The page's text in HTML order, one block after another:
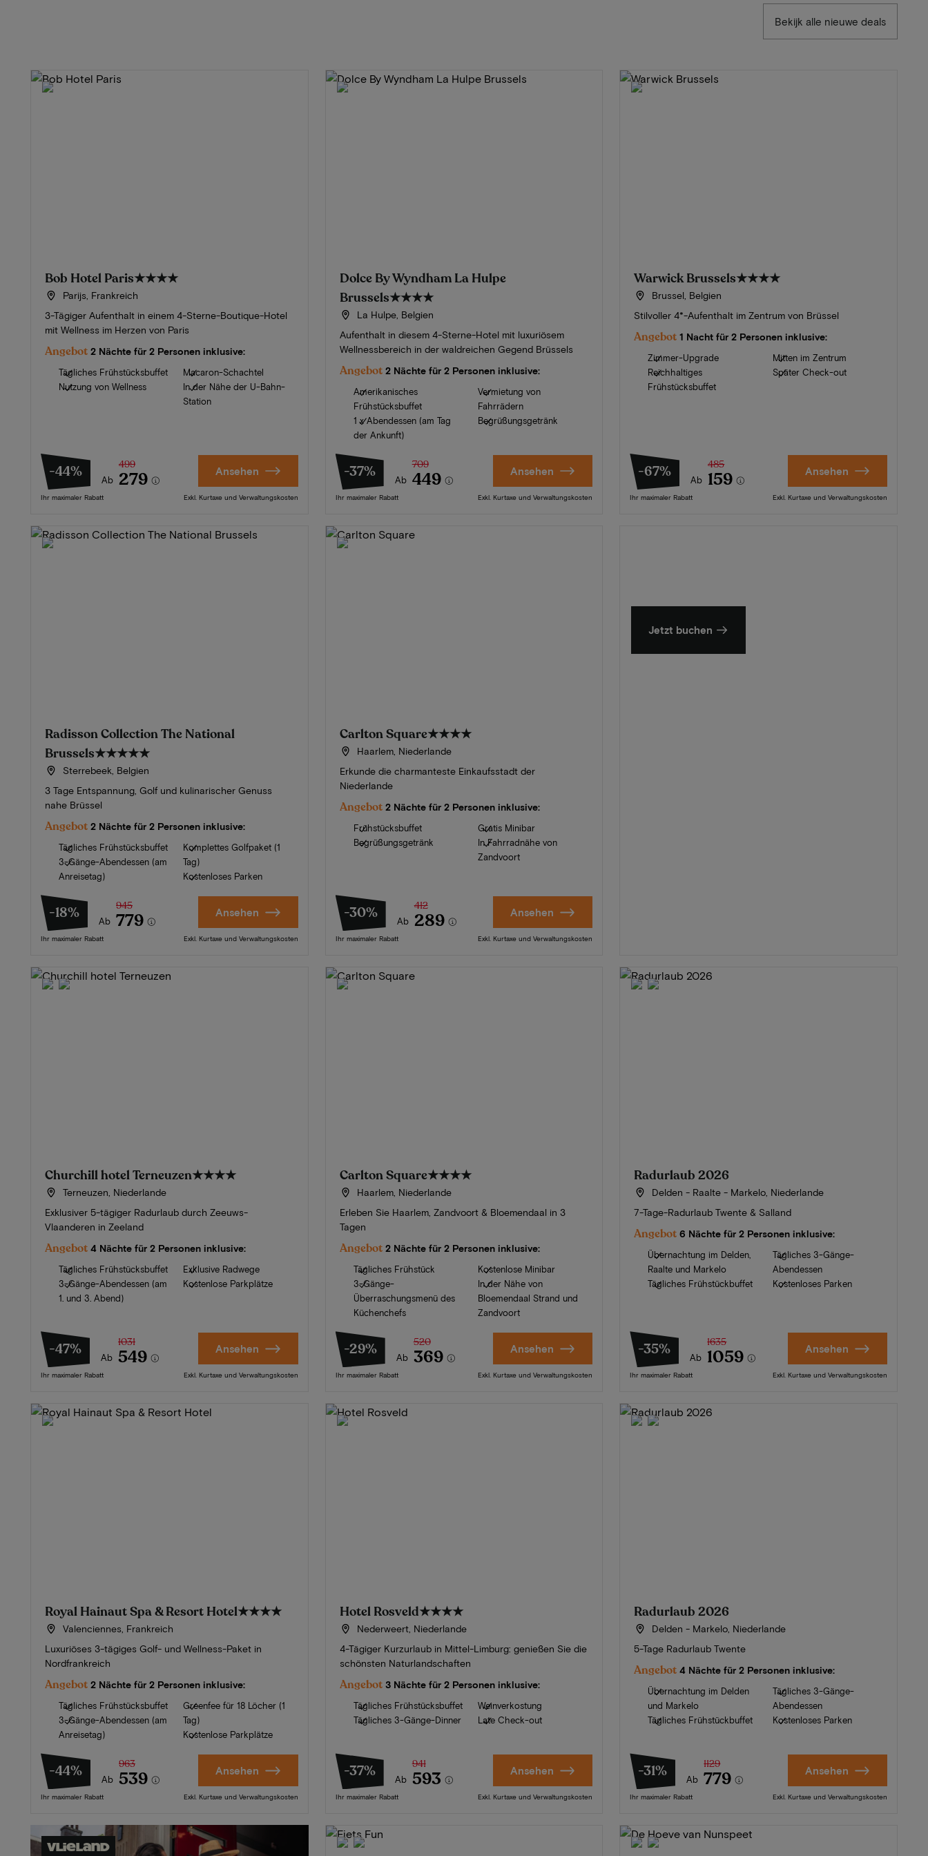
Bekijk alle nieuwe deals
Bob Hotel Paris★★★★
Parijs, Frankreich
3-Tägiger Aufenthalt in einem 4-Sterne-Boutique-Hotel
mit Wellness im Herzen von Paris
Angebot 2 Nächte für 2 Personen inklusive:
Tägliches Frühstücksbuffet
Nutzung von Wellness
Macaron-Schachtel
In der Nähe der U-Bahn-
Station
-44% Ab
499
279
Ihr maximaler Rabatt
Ansehen
Exkl. Kurtaxe und Verwaltungskosten
Dolce By Wyndham La Hulpe
Brussels★★★★
La Hulpe, Belgien
Aufenthalt in diesem 4-Sterne-Hotel mit luxuriösem
Wellnessbereich in der waldreichen Gegend Brüssels
Angebot 2 Nächte für 2 Personen inklusive:
Amerikanisches
Frühstücksbuffet
1 x Abendessen (am Tag
der Ankunft)
Vermietung von
Fahrrädern
Begrüßungsgetränk
-37% Ab
709
449
Ihr maximaler Rabatt
Ansehen
Exkl. Kurtaxe und Verwaltungskosten
Warwick Brussels★★★★
Brussel, Belgien
Stilvoller 4*-Aufenthalt im Zentrum von Brüssel
Angebot 1 Nacht für 2 Personen inklusive:
Zimmer-Upgrade
Reichhaltiges
Frühstücksbuffet
Mitten im Zentrum
Später Check-out
-67% Ab
485
159
Ihr maximaler Rabatt
Ansehen
Exkl. Kurtaxe und Verwaltungskosten
Radisson Collection The National
Brussels★★★★★
Sterrebeek, Belgien
3 Tage Entspannung, Golf und kulinarischer Genuss
nahe Brüssel
Angebot 2 Nächte für 2 Personen inklusive:
Tägliches Frühstücksbuffet
3-Gänge-Abendessen (am
Anreisetag)
Komplettes Golfpaket (1
Tag)
Kostenloses Parken
-18% Ab
945
779
Ihr maximaler Rabatt
Ansehen
Exkl. Kurtaxe und Verwaltungskosten
Carlton Square★★★★
Haarlem, Niederlande
Erkunde die charmanteste Einkaufsstadt der
Niederlande
Angebot 2 Nächte für 2 Personen inklusive:
Frühstücksbuffet
Begrüßungsgetränk
Gratis Minibar
In Fahrradnähe von
Zandvoort
-30% Ab
412
289
Ihr maximaler Rabatt
Ansehen
Exkl. Kurtaxe und Verwaltungskosten
Jetzt buchen
Churchill hotel Terneuzen★★★★
Terneuzen, Niederlande
Exklusiver 5-tägiger Radurlaub durch Zeeuws-
Vlaanderen in Zeeland
Angebot 4 Nächte für 2 Personen inklusive:
Tägliches Frühstücksbuffet
3-Gänge-Abendessen (am
1. und 3. Abend)
Exklusive Radwege
Kostenlose Parkplätze
-47% Ab
1031
549
Ihr maximaler Rabatt
Ansehen
Exkl. Kurtaxe und Verwaltungskosten
Carlton Square★★★★
Haarlem, Niederlande
Erleben Sie Haarlem, Zandvoort & Bloemendaal in 3
Tagen
Angebot 2 Nächte für 2 Personen inklusive:
Tägliches Frühstück
3-Gänge-
Überraschungsmenü des
Küchenchefs
Kostenlose Minibar
In der Nähe von
Bloemendaal Strand und
Zandvoort
-29% Ab
520
369
Ihr maximaler Rabatt
Ansehen
Exkl. Kurtaxe und Verwaltungskosten
Radurlaub 2026
Delden - Raalte - Markelo, Niederlande
7-Tage-Radurlaub Twente & Salland
Angebot 6 Nächte für 2 Personen inklusive:
Übernachtung im Delden,
Raalte und Markelo
Tägliches Frühstückbuffet
Tägliches 3-Gänge-
Abendessen
Kostenloses Parken
-35% Ab
1635
1059
Ihr maximaler Rabatt
Ansehen
Exkl. Kurtaxe und Verwaltungskosten
Royal Hainaut Spa & Resort Hotel★★★★
Valenciennes, Frankreich
Luxuriöses 3-tägiges Golf- und Wellness-Paket in
Nordfrankreich
Angebot 2 Nächte für 2 Personen inklusive:
Tägliches Frühstücksbuffet
3-Gänge-Abendessen (am
Anreisetag)
Greenfee für 18 Löcher (1
Tag)
Kostenlose Parkplätze
-44% Ab
963
539
Ihr maximaler Rabatt
Ansehen
Exkl. Kurtaxe und Verwaltungskosten
Hotel Rosveld★★★★
Nederweert, Niederlande
4-Tägiger Kurzurlaub in Mittel-Limburg: genießen Sie die
schönsten Naturlandschaften
Angebot 3 Nächte für 2 Personen inklusive:
Tägliches Frühstücksbuffet
Tägliches 3-Gänge-Dinner
Weinverkostung
Late Check-out
-37% Ab
941
593
Ihr maximaler Rabatt
Ansehen
Exkl. Kurtaxe und Verwaltungskosten
Radurlaub 2026
Delden - Markelo, Niederlande
5-Tage Radurlaub Twente
Angebot 4 Nächte für 2 Personen inklusive:
Übernachtung im Delden
und Markelo
Tägliches Frühstückbuffet
Tägliches 3-Gänge-
Abendessen
Kostenloses Parken
-31% Ab
1129
779
Ihr maximaler Rabatt
Ansehen
Exkl. Kurtaxe und Verwaltungskosten
Vlieland